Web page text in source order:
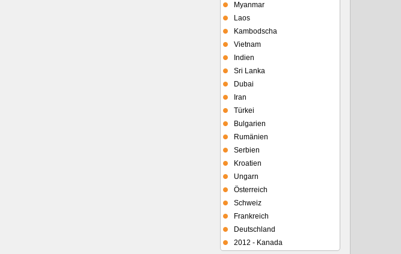
Myanmar
Laos
Kambodscha
Vietnam
Indien
Sri Lanka
Dubai
Iran
Türkei
Bulgarien
Rumänien
Serbien
Kroatien
Ungarn
Österreich
Schweiz
Frankreich
Deutschland
2012 - Kanada